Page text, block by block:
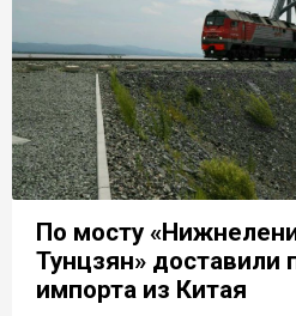
По мосту
Тунцзян» доставили
импорта из Китая